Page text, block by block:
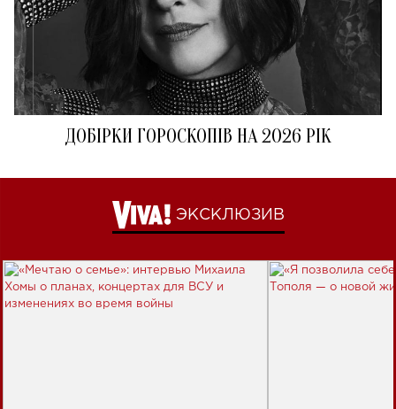
ДОБІРКИ ГОРОСКОПІВ НА 2026 РІК
ЭКСКЛЮЗИВ